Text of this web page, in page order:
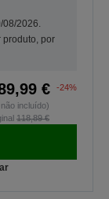
2026.
produto, por
€
-24%
incluído)
118,89 €